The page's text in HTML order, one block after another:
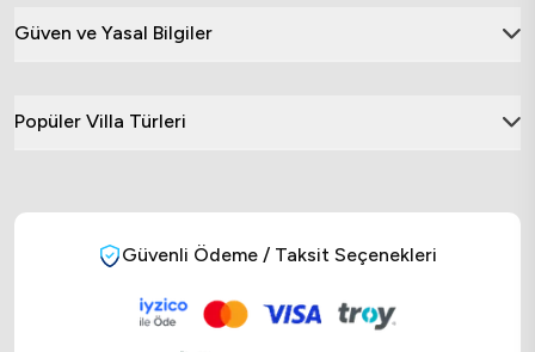
Güven ve Yasal Bilgiler
Popüler Villa Türleri
Güvenli Ödeme / Taksit Seçenekleri